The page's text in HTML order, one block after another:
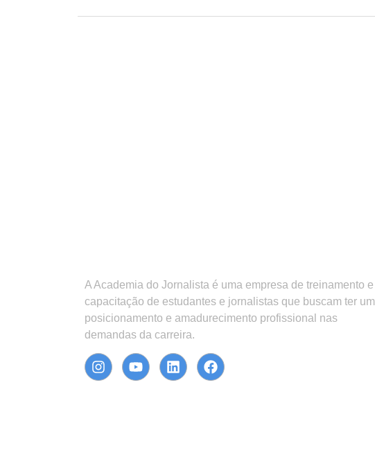
A Academia do Jornalista é uma empresa de treinamento e
capacitação de estudantes e jornalistas que buscam ter um
posicionamento e amadurecimento profissional nas
demandas da carreira.